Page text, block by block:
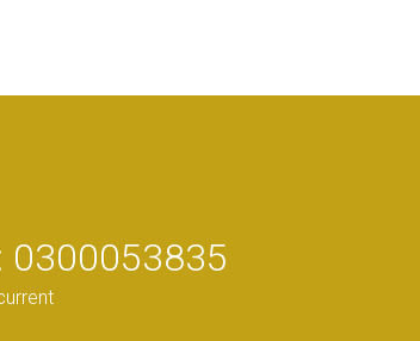
0300053835